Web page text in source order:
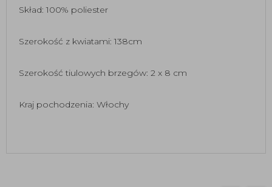
Skład: 100% poliester
Szerokość z kwiatami: 138cm
Szerokość tiulowych brzegów: 2 x 8 cm
Kraj pochodzenia: Włochy